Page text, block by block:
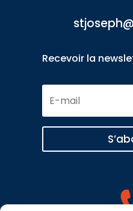
Recevoir la
mail